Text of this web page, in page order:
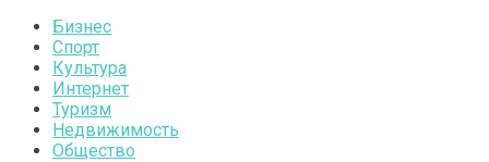
Бизнес
Спорт
Культура
Интернет
Туризм
Недвижимость
Общество